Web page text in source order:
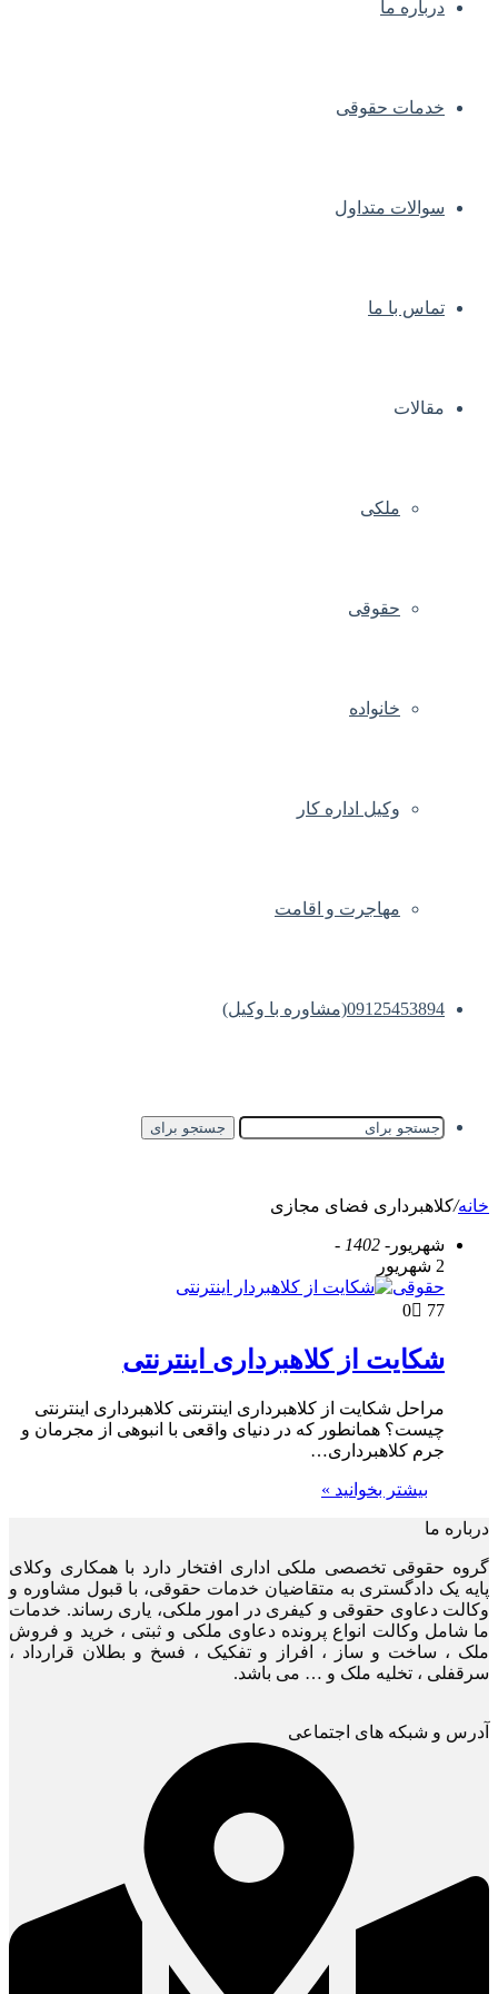
درباره ما
خدمات حقوقی
سوالات متداول
تماس با ما
مقالات
ملکی
حقوقی
خانواده
وکیل اداره کار
مهاجرت و اقامت
09125453894(مشاوره با وکیل)
جستجو برای
خانه/کلاهبرداری فضای مجازی
شهریور - 1402 -
2 شهریور
حقوقی
0
77
شکایت از کلاهبرداری اینترنتی
مراحل شکایت از کلاهبرداری اینترنتی کلاهبرداری اینترنتی
چیست؟ همانطور که در دنیای واقعی با انبوهی از مجرمان و
جرم کلاهبرداری…
بیشتر بخوانید »
درباره ما
گروه حقوقی تخصصی ملکی اداری افتخار دارد با همکاری وکلای
پایه یک دادگستری به متقاضیان خدمات حقوقی، با قبول مشاوره و
وکالت دعاوی حقوقی و کیفری در امور ملکی، یاری رساند. خدمات
ما شامل وکالت انواع پرونده دعاوی ملکی و ثبتی ، خرید و فروش
ملک ، ساخت و ساز ، افراز و تفکیک ، فسخ و بطلان قرارداد ،
سرقفلی ، تخلیه ملک و … می باشد.
آدرس و شبکه های اجتماعی